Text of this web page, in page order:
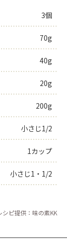
3個
70g
40g
20g
200g
小さじ1/2
1カップ
小さじ1・1/2
シピ提供：味の素KK